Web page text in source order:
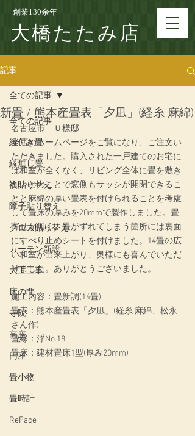
創業130余年
大橋たたみ店
記事
全ての記事
縁付き畳
縁無し畳
襖貼り替え
障子貼り替え
クロス貼り替え
カーテン新設
大工工事
床の間
寺院
高座
円座
畳小物
畳時計
ReFace
全ての記事
新畳 / 熊本産畳表「夕凪」(経糸 麻綿)
名古屋市　Ｕ様邸
当店のホームページをご覧になり、ご注文い
ただきました。購入された一戸建てのお宅に
は和室が全くなく、リビング全体に畳を敷き
たいとのことで窓側もサッシが開閉できるこ
とと麻綿の厚い畳表を付けられることを考慮
して畳床の厚みを20mmで製作しました。畳
寄せが無く、畳がずれてしまう箇所には裏面
にすべり止めシートを付けました。14畳の広
い和室が出来上がり、奥様にも喜んでいただ
けました。ありがとうございました。
施工内容：畳新調(14畳)
畳表：熊本産畳表「夕凪」(経糸 麻綿、松永
さん作)
畳縁：浮No.18
畳床：建材畳床1型(厚み20mm)